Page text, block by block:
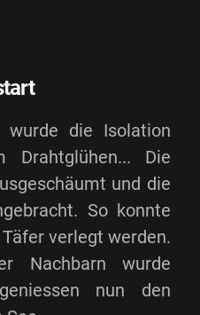
wurde die Isolation
Drahtglühen... Die
und die
So konnte
verlegt werden.
Nachbarn wurde
nun den